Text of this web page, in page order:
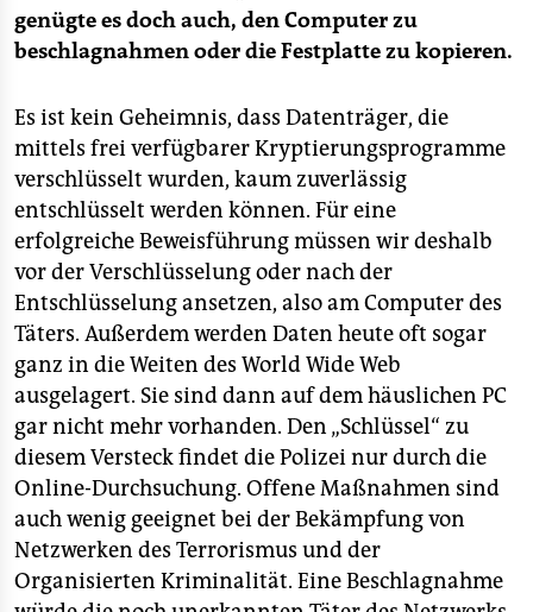
genügte es doch auch, den Computer zu
beschlagnahmen oder die Festplatte zu kopieren.
Es ist kein Geheimnis, dass Datenträger, die
mittels frei verfügbarer Kryptierungsprogramme
verschlüsselt wurden, kaum zuverlässig
entschlüsselt werden können. Für eine
erfolgreiche Beweisführung müssen wir deshalb
vor der Verschlüsselung oder nach der
Entschlüsselung ansetzen, also am Computer des
Täters. Außerdem werden Daten heute oft sogar
ganz in die Weiten des World Wide Web
ausgelagert. Sie sind dann auf dem häuslichen PC
gar nicht mehr vorhanden. Den „Schlüssel“ zu
diesem Versteck findet die Polizei nur durch die
Online-Durchsuchung. Offene Maßnahmen sind
auch wenig geeignet bei der Bekämpfung von
Netzwerken des Terrorismus und der
Organisierten Kriminalität. Eine Beschlagnahme